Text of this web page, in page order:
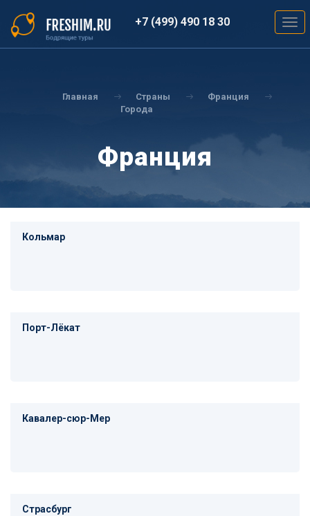
основному
содержанию
+7 (499) 490 18 30
Главная Страны
Франция
Города
Франция
Кольмар
Порт-Лёкат
Кавалер-сюр-Мер
Страсбург